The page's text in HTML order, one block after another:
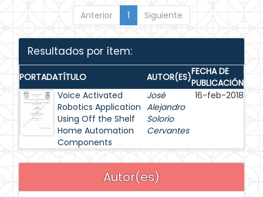
Anterior 1 Siguiente
Resultados por ítem:
PORTADATÍTULO AUTOR(ES)FECHA DE
PUBLICACIÓN
Voice Activated
Robotics Application
Using Off the Shelf
Home Automation
Components
José
Alejandro
Solorio
Cervantes
16-feb-2018
Autor(es)